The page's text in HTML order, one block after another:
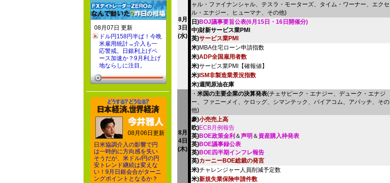
8月
3日
(水)
ャル・ファイナンシャル、テスラ・モーターズ、タイム・ワーナー、エクセ
ル・エナジー、ヒューマナ、その他)
日)BOJ議事要旨公表(6月15日・16日開催分)
中)財新サービス業PMI
英)サービス業PMI
米)MBA住宅ローン申請指数
米)ADP全国雇用者数
米)サービス業PMI【確報値】
米) ISM非製造業景況指数
米)週間原油在庫
8月
4日
(木)
・ 米国の主要企業の決算発表(チェサピーク・エナジー、デューク・エナジ
ー、ファニーメイ、ケロッグ、シマンテック、バイアコム、アパッチ、その
他)
豪)小売売上高
欧)ECB月例報告
英)BOE政策金利 ＆声明 ＆資産購入枠発表
英)BOE議事録公表
英)BOE四半期インフレ報告
英)カーニーBOE総裁の発言
米)チャレンジャー人員削減予定数
米)新規失業保険申請件数
08月07日 更新
ドル円158円半ば！今晩
米雇用統計→介入も一
応警戒。日銀利上げペ
ース加速か？9月利上げ
地ならしに注目。
08月06日更新
日米協調介入の影響で円
は一時的に方向感を失い
そうだが、米ドル/円の円
安トレンド継続は変えな
い！9月日銀会合がターニ
ングポイントとなるか？